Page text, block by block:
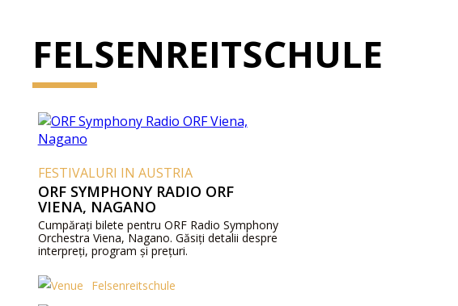
FELSENREITSCHULE
FESTIVALURI IN AUSTRIA
ORF SYMPHONY RADIO ORF
VIENA, NAGANO
Cumpărați bilete pentru ORF Radio Symphony
Orchestra Viena, Nagano. Găsiți detalii despre
interpreți, program și prețuri.
Felsenreitschule